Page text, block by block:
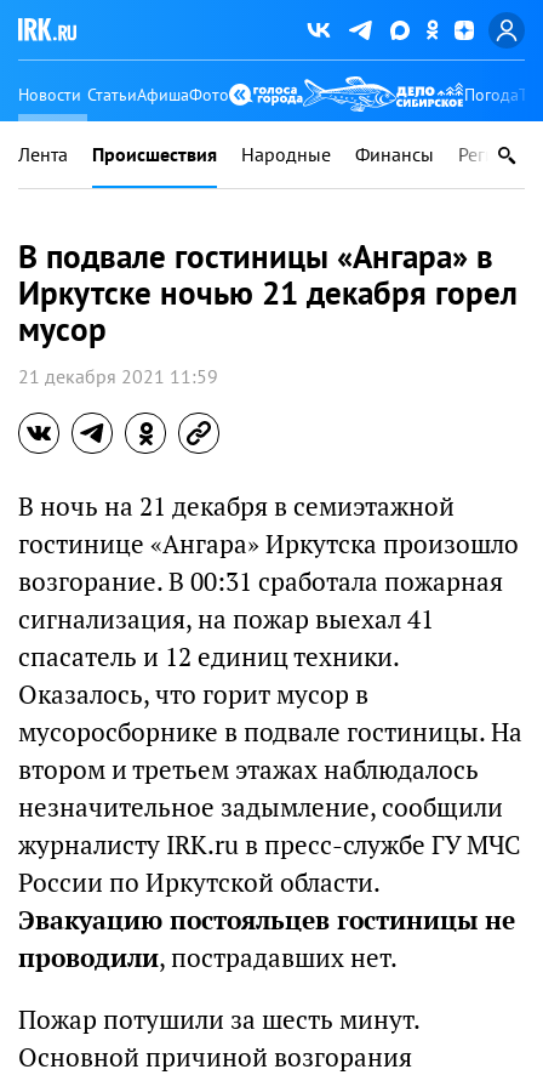
Новости СтатьиАфишаФото Погода
Лента Происшествия Народные Финансы Регионы
В подвале гостиницы «Ангара» в
Иркутске ночью 21 декабря горел
мусор
21 декабря 2021 11:59
В ночь на 21 декабря в семиэтажной
гостинице «Ангара» Иркутска произошло
возгорание. В 00:31 сработала пожарная
сигнализация, на пожар выехал 41
спасатель и 12 единиц техники.
Оказалось, что горит мусор в
мусоросборнике в подвале гостиницы. На
втором и третьем этажах наблюдалось
незначительное задымление, сообщили
журналисту IRK.ru в пресс-службе ГУ МЧС
России по Иркутской области.
Эвакуацию постояльцев гостиницы не
проводили, пострадавших нет.
Пожар потушили за шесть минут.
Основной причиной возгорания